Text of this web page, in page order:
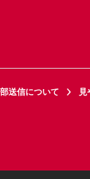
送信について
見